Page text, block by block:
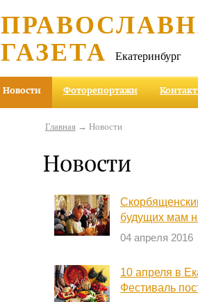
ГАЗЕТА Екатеринбург
Новости Фоторепортажи
Главная→ Новости
Новости
будущих мам
04 апреля 2016
10 апреля в
Фестиваль